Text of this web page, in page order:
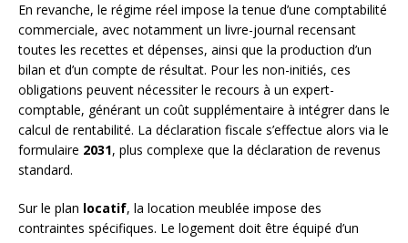
En revanche, le régime réel impose la tenue d’une comptabilité
commerciale, avec notamment un livre-journal recensant
toutes les recettes et dépenses, ainsi que la production d’un
bilan et d’un compte de résultat. Pour les non-initiés, ces
obligations peuvent nécessiter le recours à un expert-
comptable, générant un coût supplémentaire à intégrer dans le
calcul de rentabilité. La déclaration fiscale s’effectue alors via le
formulaire 2031, plus complexe que la déclaration de revenus
standard.
Sur le plan locatif, la location meublée impose des
contraintes spécifiques. Le logement doit être équipé d’un